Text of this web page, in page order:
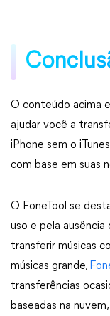
O conteúdo acima
ajudar você a
iPhone sem o
com base em suas
O FoneTool se
uso e pela
transferir músicas
músicas grande,
transferências
baseadas na